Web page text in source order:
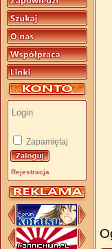
Zapamiętaj
Rejestracja